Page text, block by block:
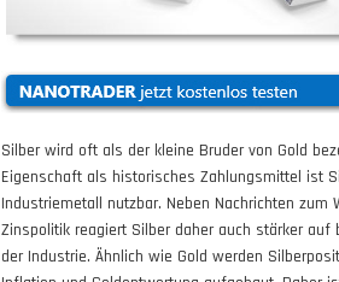
Silber wird oft als der kleine Bruder von Gold
Eigenschaft als historisches Zahlungsmittel ist
Industriemetall nutzbar. Neben Nachrichten
Zinspolitik reagiert Silber daher auch stärker auf
der Industrie. Ähnlich wie Gold werden